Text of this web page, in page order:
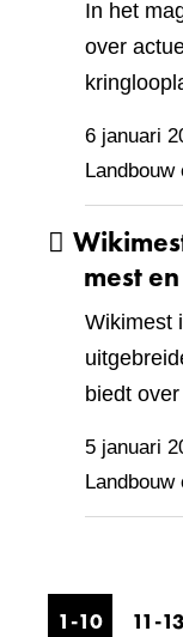
In het
over
6 januari
Landbouw
mest
Wikimest
biedt
5 januari
Landbouw
1-10 11-13